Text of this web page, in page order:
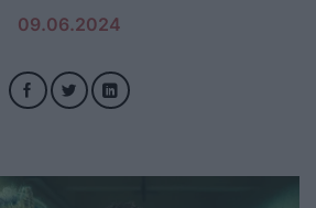
09.06.2024